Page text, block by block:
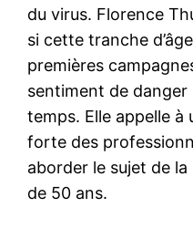
du virus. Florence
si cette tranche
premières
sentiment de danger
temps. Elle appelle à
forte des
aborder le sujet de
de 50 ans.